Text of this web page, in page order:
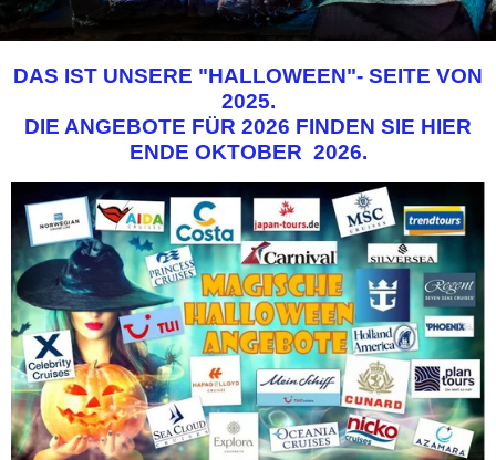
DAS IST UNSERE "HALLOWEEN"- SEITE VON
2025.
DIE ANGEBOTE FÜR 2026 FINDEN SIE HIER
ENDE OKTOBER 2026.